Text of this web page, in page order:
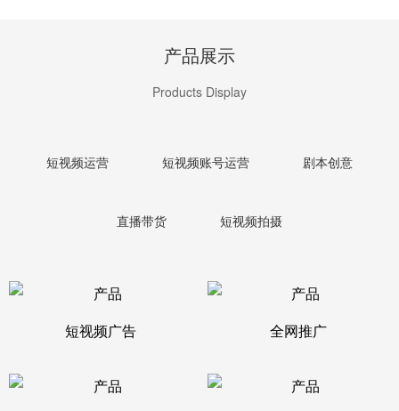
产品展示
Products Display
短视频运营 短视频账号运营 剧本创意
直播带货 短视频拍摄
短视频广告 全网推广